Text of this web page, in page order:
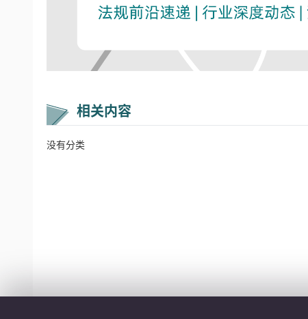
相关内容
没有分类